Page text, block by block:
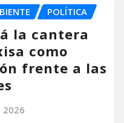
POLÍTICA
la cantera
como
frente a las
2026